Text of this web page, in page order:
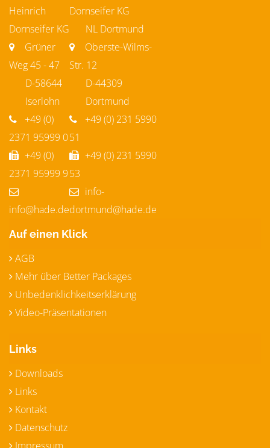
Heinrich
Dornseifer KG
Grüner
Weg 45 - 47
D-58644
Iserlohn
+49 (0)
2371 95999 0
+49 (0)
2371 95999 9
info@hade.de
Dornseifer KG
NL Dortmund
Oberste-Wilms-
Str. 12
D-44309
Dortmund
+49 (0) 231 5990
51
+49 (0) 231 5990
53
info-
dortmund@hade.de
Auf einen Klick
AGB
Mehr über Better Packages
Unbedenklichkeitserklärung
Video-Präsentationen
Links
Downloads
Links
Kontakt
Datenschutz